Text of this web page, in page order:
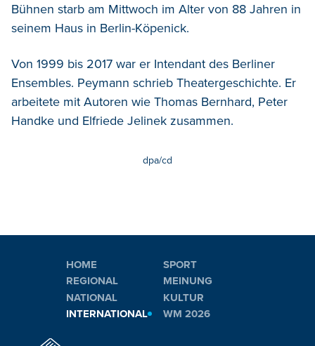
Bühnen starb am Mittwoch im Alter von 88 Jahren in
seinem Haus in Berlin-Köpenick.
Von 1999 bis 2017 war er Intendant des Berliner
Ensembles. Peymann schrieb Theatergeschichte. Er
arbeitete mit Autoren wie Thomas Bernhard, Peter
Handke und Elfriede Jelinek zusammen.
dpa/cd
HOME
REGIONAL
NATIONAL
INTERNATIONAL
SPORT
MEINUNG
KULTUR
WM 2026